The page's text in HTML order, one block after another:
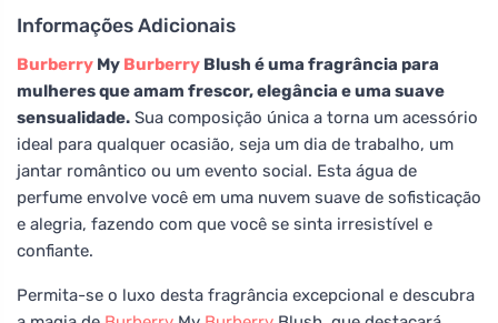
Informações Adicionais
Burberry My Burberry Blush é uma fragrância para
mulheres que amam frescor, elegância e uma suave
sensualidade. Sua composição única a torna um acessório
ideal para qualquer ocasião, seja um dia de trabalho, um
jantar romântico ou um evento social. Esta água de
perfume envolve você em uma nuvem suave de sofisticação
e alegria, fazendo com que você se sinta irresistível e
confiante.
Permita-se o luxo desta fragrância excepcional e descubra